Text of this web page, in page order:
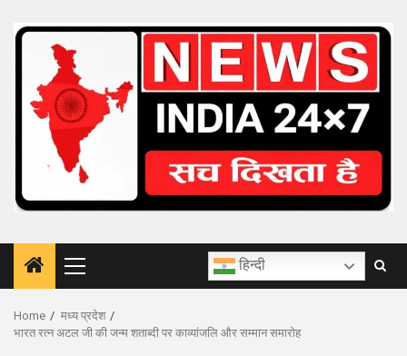
Primary
Menu
हिन्दी
Home
मध्य प्रदेश
भारत रत्न अटल जी की जन्म शताब्दी पर काव्यांजलि और सम्मान समारोह